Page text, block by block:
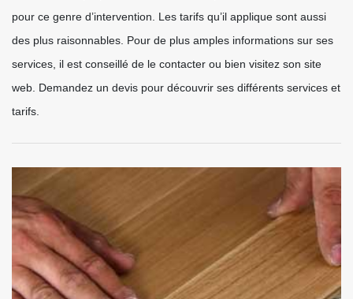
pour ce genre d’intervention. Les tarifs qu’il applique sont aussi
des plus raisonnables. Pour de plus amples informations sur ses
services, il est conseillé de le contacter ou bien visitez son site
web. Demandez un devis pour découvrir ses différents services et
tarifs.